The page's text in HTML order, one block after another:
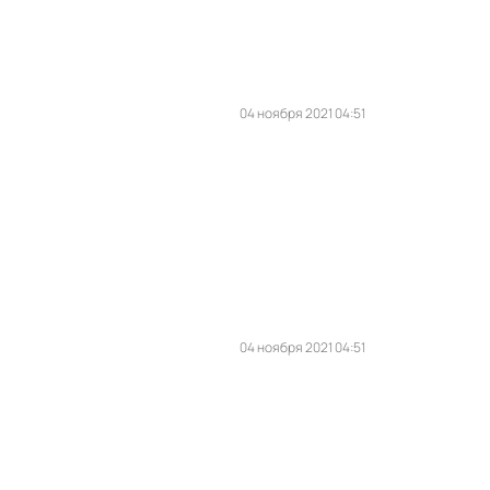
04 ноября 2021 04:51
04 ноября 2021 04:51